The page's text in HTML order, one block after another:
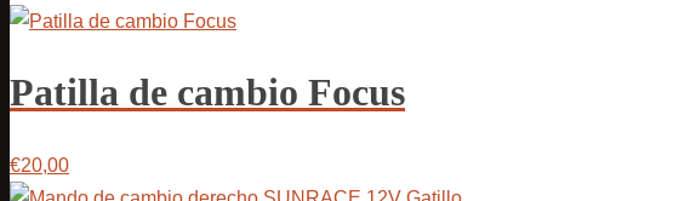
Patilla de cambio Focus
€20,00